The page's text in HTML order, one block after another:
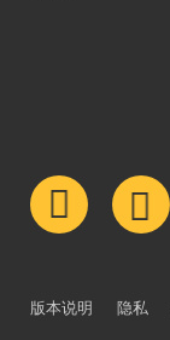
版本说明 隐私